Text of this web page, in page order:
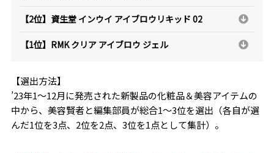
【2位】資生堂 インウイ アイブロウリキッド 02
【1位】RMK クリア アイブロウ ジェル
【選出方法】
’23年1～12月に発売された新製品の化粧品＆美容アイテムの
中から、美容賢者と編集部員が総合1～3位を選出（各自が選
んだ1位を3点、2位を2点、3位を1点として集計）。